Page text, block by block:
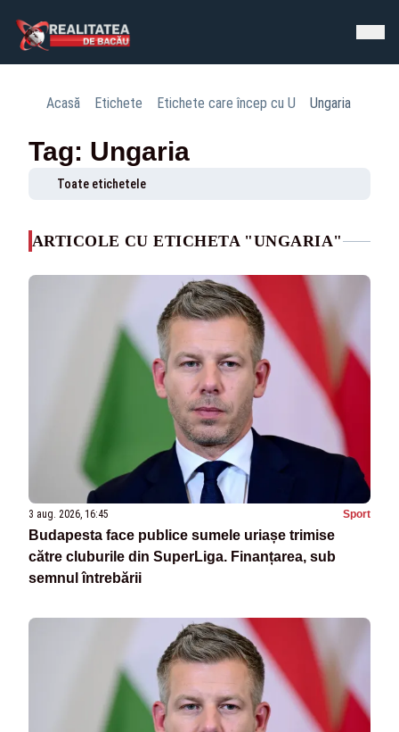
Acasă Etichete Etichete care încep cu U Ungaria
Tag: Ungaria
Toate etichetele
ARTICOLE CU ETICHETA "UNGARIA"
3 aug. 2026, 16:45 Sport
Budapesta face publice sumele uriașe trimise
către cluburile din SuperLiga. Finanțarea, sub
semnul întrebării